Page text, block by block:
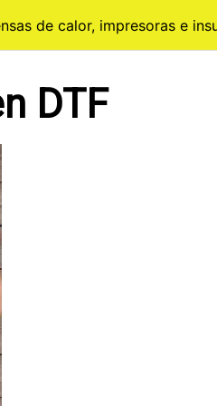
de calor, impresoras e
DTF